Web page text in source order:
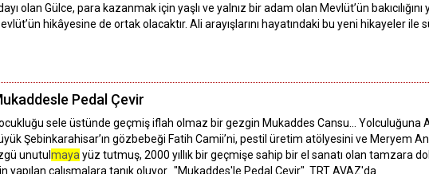
olan Gülce, para kazanmak için yaşlı ve yalnız bir adam olan Mevlüt’ün
hikâyesine de ortak olacaktır. Ali arayışlarını hayatındaki bu yeni hikayeler
Pedal Çevir
sele üstünde geçmiş iflah olmaz bir gezgin Mukaddes Cansu… Yolculuğuna
Şebinkarahisar’ın gözbebeği Fatih Camii’ni, pestil üretim atölyesini ve Meryem
unutul maya yüz tutmuş, 2000 yıllık bir geçmişe sahip bir el sanatı olan tamzara
yapılan çalışmalara tanık oluyor. "Mukaddes'le Pedal Çevir" TRT AVAZ'da.